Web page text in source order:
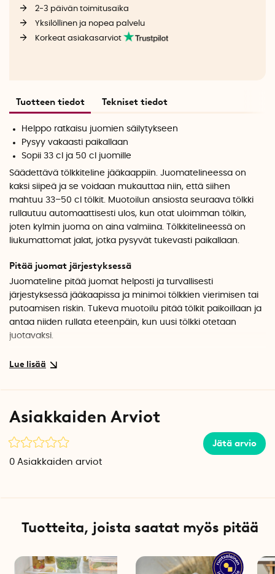
2-3 päivän toimitusaika
Yksilöllinen ja nopea palvelu
Korkeat asiakasarviot
Tuotteen tiedot Tekniset tiedot
Helppo ratkaisu juomien säilytykseen
Pysyy vakaasti paikallaan
Sopii 33 cl ja 50 cl juomille
Säädettävä tölkkiteline jääkaappiin. Juomatelineessa on
kaksi siipeä ja se voidaan mukauttaa niin, että siihen
mahtuu 33–50 cl tölkit. Muotoilun ansiosta seuraava tölkki
rullautuu automaattisesti ulos, kun otat uloimman tölkin,
joten kylmin juoma on aina valmiina. Tölkkitelineessä on
liukumattomat jalat, jotka pysyvät tukevasti paikallaan.
Pitää juomat järjestyksessä
Juomateline pitää juomat helposti ja turvallisesti
järjestyksessä jääkaapissa ja minimoi tölkkien vierimisen tai
putoamisen riskin. Tukeva muotoilu pitää tölkit paikoillaan ja
antaa niiden rullata eteenpäin, kun uusi tölkki otetaan
juotavaksi.
Säädettävissä eri juomille
mahtuu 11 pientä 33 cl tölkkiä.
Tee näin
Aseta tölkkiteline jääkaappiin, säädä leveys haluttuun
Tekniset tiedot
Leveys: 13,7–21,9 cm
Asiakkaiden Arviot
Jätä arvio
0 Asiakkaiden arviot
Tuotteita, joista saatat myös pitää